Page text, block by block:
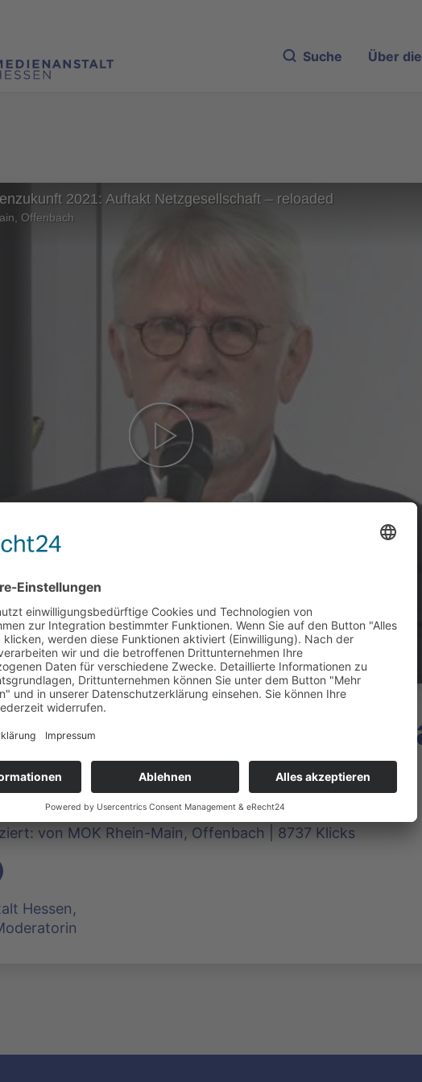
Suche Über
2021: Auftakt Netzgesellschaft – reloaded
Offenbach
2021:
– reloaded
von MOK Rhein-Main, Offenbach | 8737 Klicks
Hessen,